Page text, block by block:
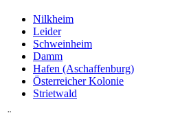
Nilkheim
Leider
Schweinheim
Damm
Hafen (Aschaffenburg)
Österreicher Kolonie
Strietwald